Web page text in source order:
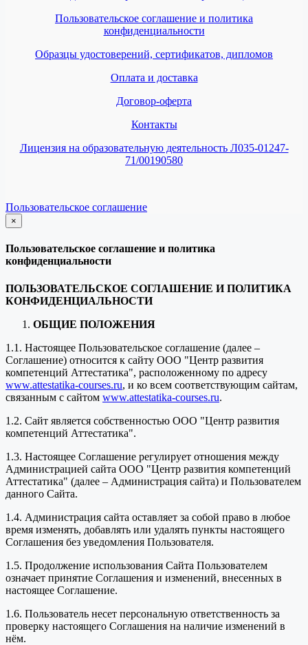
Пользовательское соглашение и политика
конфиденциальности
Образцы удостоверений, сертификатов, дипломов
Оплата и доставка
Договор-оферта
Контакты
Лицензия на образовательную деятельность Л035-01247-
71/00190580
Пользовательское соглашение
×
закрыть
Пользовательское соглашение и политика
конфиденциальности
ПОЛЬЗОВАТЕЛЬСКОЕ СОГЛАШЕНИЕ И ПОЛИТИКА
КОНФИДЕНЦИАЛЬНОСТИ
ОБЩИЕ ПОЛОЖЕНИЯ
1.1. Настоящее Пользовательское соглашение (далее –
Соглашение) относится к сайту ООО "Центр развития
компетенций Аттестатика", расположенному по адресу
www.attestatika-courses.ru, и ко всем соответствующим сайтам,
связанным с сайтом www.attestatika-courses.ru.
1.2. Сайт является собственностью ООО "Центр развития
компетенций Аттестатика".
1.3. Настоящее Соглашение регулирует отношения между
Администрацией сайта ООО "Центр развития компетенций
Аттестатика" (далее – Администрация сайта) и Пользователем
данного Сайта.
1.4. Администрация сайта оставляет за собой право в любое
время изменять, добавлять или удалять пункты настоящего
Соглашения без уведомления Пользователя.
1.5. Продолжение использования Сайта Пользователем
означает принятие Соглашения и изменений, внесенных в
настоящее Соглашение.
1.6. Пользователь несет персональную ответственность за
проверку настоящего Соглашения на наличие изменений в
нём.